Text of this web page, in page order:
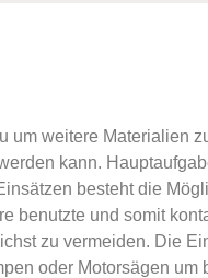
um weitere Materialien
kann.
besteht die
benutzte und somit
zu vermeiden. Die
oder Motorsägen